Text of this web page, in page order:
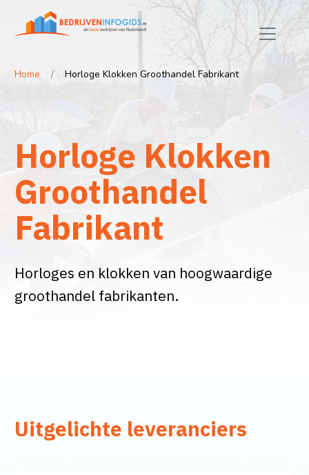
Home Horloge Klokken Groothandel Fabrikant
Horloge Klokken
Groothandel
Fabrikant
Horloges en klokken van hoogwaardige
groothandel fabrikanten.
Uitgelichte leveranciers